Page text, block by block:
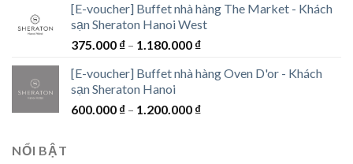
[E-voucher] Buffet nhà hàng The Market - Khách
sạn Sheraton Hanoi West
375.000 ₫ – 1.180.000 ₫Khoảng
từ
đến
[E-voucher] Buffet nhà hàng Oven D'or - Khách
sạn Sheraton Hanoi
600.000 ₫ – 1.200.000 ₫Khoảng
NỔI BẬT